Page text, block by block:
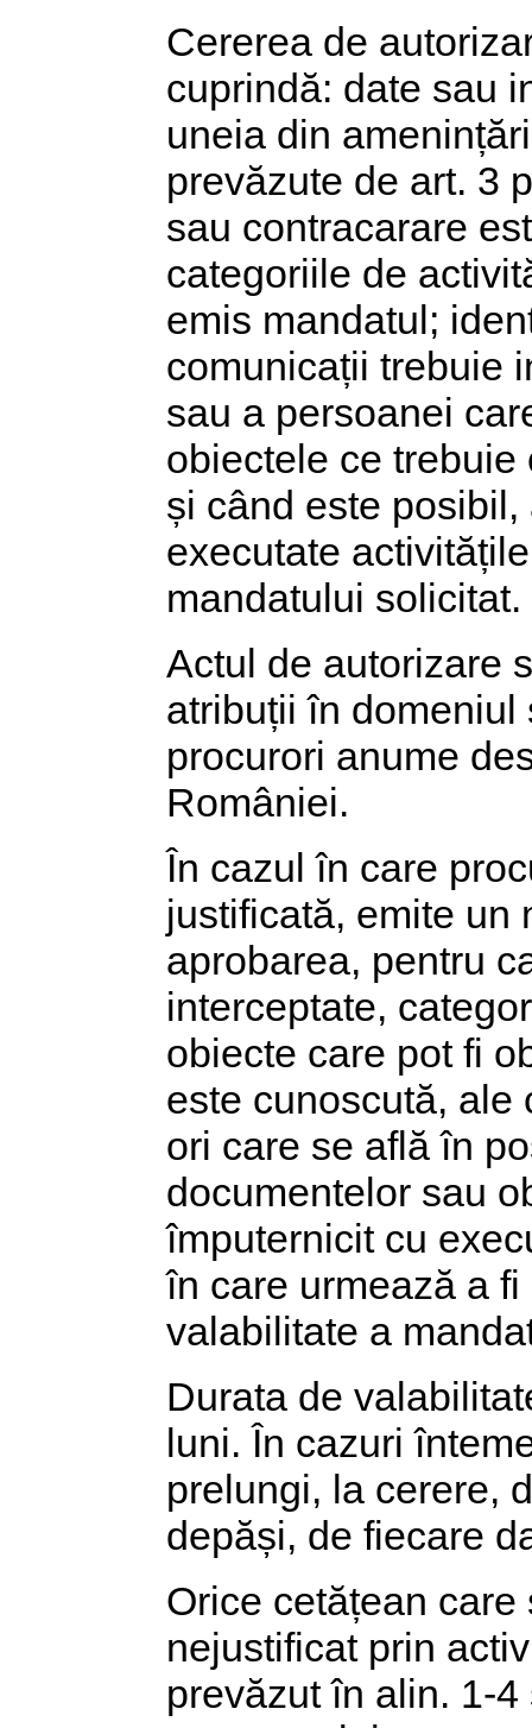
Cererea de
cuprindă: date sau
uneia din
prevăzute de art. 3
sau contracarare
categoriile de
emis mandatul;
comunicații trebuie
sau a persoanei
obiectele ce
și când este
executate
mandatului solicitat.
Actul de autorizare
atribuții în domeniul
procurori anume
României.
În cazul în care
justificată, emite un
aprobarea, pentru
interceptate,
obiecte care pot fi
este cunoscută, ale
ori care se află în
documentelor sau
împuternicit cu
în care urmează a
valabilitate a
Durata de
luni. În cazuri
prelungi, la cerere,
depăși, de fiecare
Orice cetățean
nejustificat prin
prevăzut în alin. 1-